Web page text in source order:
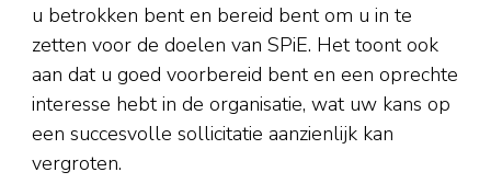
u betrokken bent en bereid bent om u in te
zetten voor de doelen van SPiE. Het toont ook
aan dat u goed voorbereid bent en een oprechte
interesse hebt in de organisatie, wat uw kans op
een succesvolle sollicitatie aanzienlijk kan
vergroten.